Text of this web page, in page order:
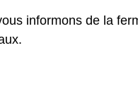
informons de la